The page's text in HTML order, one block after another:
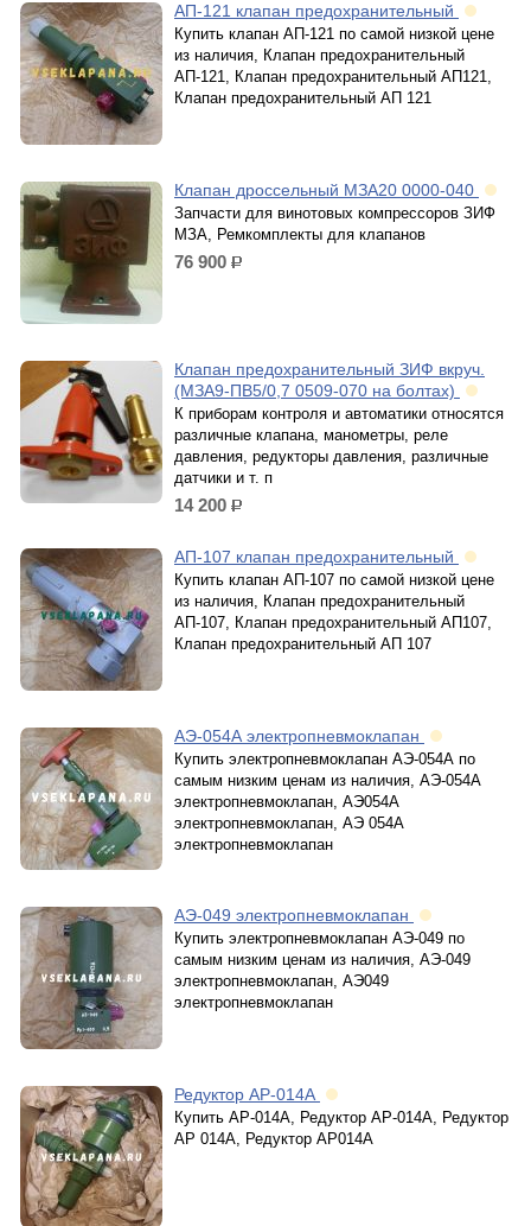
АП-121 клапан предохранительный
Купить клапан АП-121 по самой низкой цене
из наличия, Клапан предохранительный
АП-121, Клапан предохранительный АП121,
Клапан предохранительный АП 121
Клапан дроссельный МЗА20 0000-040
Запчасти для винотовых компрессоров ЗИФ
МЗА, Ремкомплекты для клапанов
76 900 р.
Клапан предохранительный ЗИФ вкруч.
(МЗА9-ПВ5/0,7 0509-070 на болтах)
К приборам контроля и автоматики относятся
различные клапана, манометры, реле
давления, редукторы давления, различные
датчики и т. п
14 200 р.
АП-107 клапан предохранительный
Купить клапан АП-107 по самой низкой цене
из наличия, Клапан предохранительный
АП-107, Клапан предохранительный АП107,
Клапан предохранительный АП 107
АЭ-054А электропневмоклапан
Купить электропневмоклапан АЭ-054А по
самым низким ценам из наличия, АЭ-054А
электропневмоклапан, АЭ054А
электропневмоклапан, АЭ 054А
электропневмоклапан
АЭ-049 электропневмоклапан
Купить электропневмоклапан АЭ-049 по
самым низким ценам из наличия, АЭ-049
электропневмоклапан, АЭ049
электропневмоклапан
Редуктор АР-014А
Купить АР-014А, Редуктор АР-014А, Редуктор
АР 014А, Редуктор АР014А